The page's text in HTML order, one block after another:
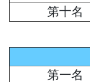
第十名
第一名